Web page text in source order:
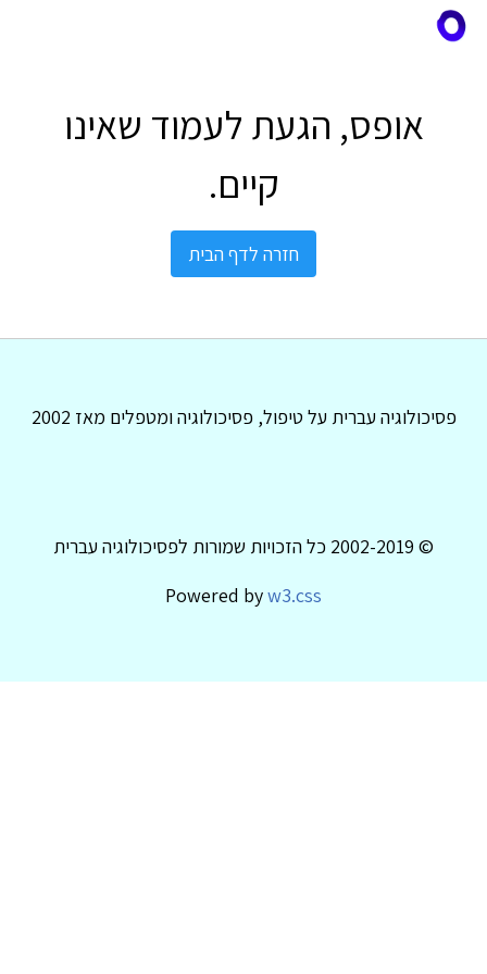
אופס, הגעת לעמוד שאינו
קיים.
חזרה לדף הבית
פסיכולוגיה עברית על טיפול, פסיכולוגיה ומטפלים מאז 2002
© 2002-2019 כל הזכויות שמורות לפסיכולוגיה עברית
Powered byw3.css